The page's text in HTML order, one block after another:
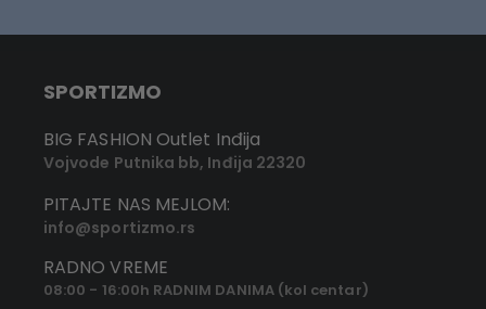
SPORTIZMO
BIG FASHION Outlet Inđija
Vojvode Putnika bb, Inđija 22320
PITAJTE NAS MEJLOM:
info@sportizmo.rs
RADNO VREME
08:00 - 16:00h RADNIM DANIMA (kol centar)